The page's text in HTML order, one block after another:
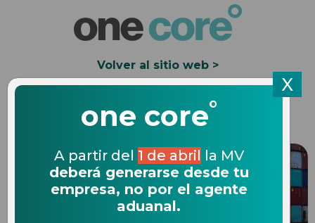
Volver al sitio web >
Solicita una Demo
X
one core°
A partir del 1 de abril la MV
deberá generarse desde tu
empresa, no por el agente
aduanal.